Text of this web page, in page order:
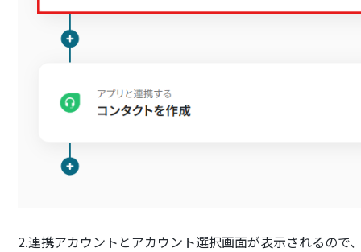
2.連携アカウントとアカウント選択画面が表示されるので